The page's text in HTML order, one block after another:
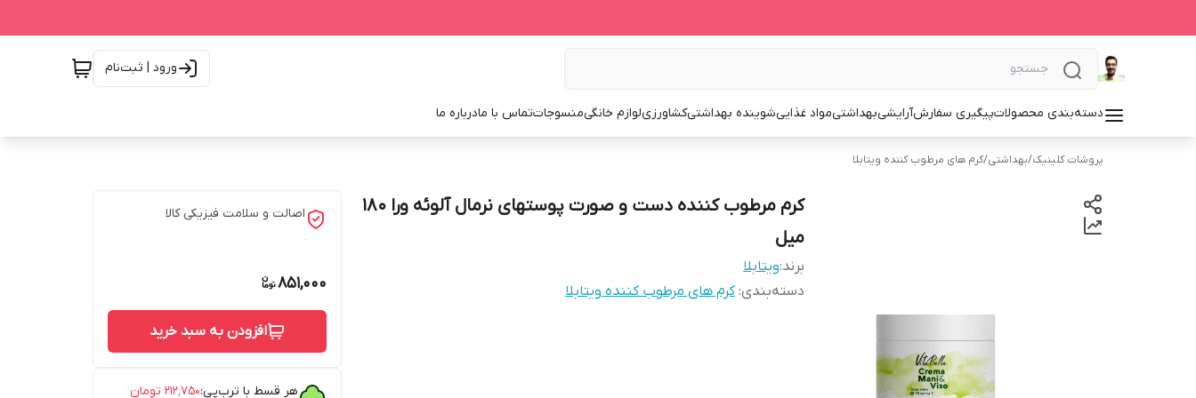
ورود | ثبت‌نام
دسته‌بندی محصولاتپیگیری سفارشآرایشیبهداشتیمواد غذاییشوینده بهداشتیکشاورزیلوازم خانگیمنسوجاتتماس با مادرباره ما
پروشات کلینیک/بهداشتی/کرم های مرطوب کننده ویتابلا
کرم مرطوب کننده دست و صورت پوستهای نرمال آلوئه ورا ۱۸۰
میل
برند:ویتابلا
دسته‌بندی:کرم های مرطوب کننده ویتابلا
اصالت و سلامت فیزیکی کالا
851,000
افزودن به سبد خرید
هر قسط با ترب‌پی:۲۱۲٬۷۵۰ تومان